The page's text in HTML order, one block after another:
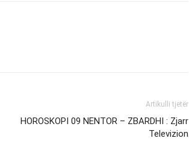
Artikulli tjetër
HOROSKOPI 09 NENTOR – ZBARDHI : Zjarr
Televizion